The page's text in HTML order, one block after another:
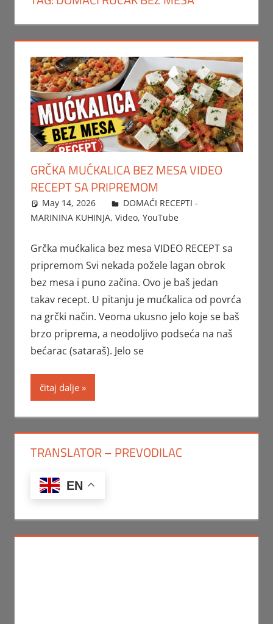
GRČKA MUĆKALICA BEZ MESA VIDEO
RECEPT SA PRIPREMOM
May 14, 2026 FTorgAdmin
DOMAĆI RECEPTI -
MARININA KUHINJA, Video, YouTube
Grčka mućkalica bez mesa VIDEO RECEPT sa
pripremom Svi nekada požele lagan obrok
bez mesa i puno začina. Ovo je baš jedan
takav recept. U pitanju je mućkalica od povrća
na grčki način. Veoma ukusno jelo koje se baš
brzo priprema, a neodoljivo podseća na naš
bećarac (sataraš). Jelo se
čitaj dalje
TRANSLATOR – PREVODILAC
EN